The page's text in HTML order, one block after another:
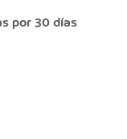
por 30 días